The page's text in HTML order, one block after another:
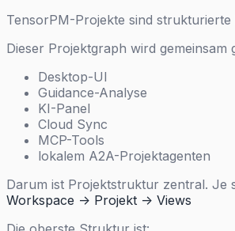
TensorPM-Projekte sind
Dieser Projektgraph wird gemeinsam
Desktop-UI
Guidance-Analyse
KI-Panel
Cloud Sync
MCP-Tools
lokalem A2A-Projektagenten
Darum ist Projektstruktur zentral. Je
Workspace -> Projekt -> Views